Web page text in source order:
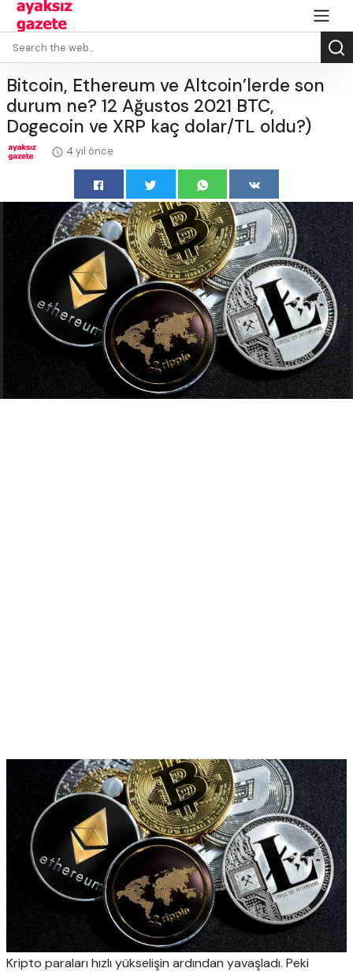
Bitcoin, Ethereum ve Altcoin’lerde son
durum ne? 12 Ağustos 2021 BTC,
Dogecoin ve XRP kaç dolar/TL oldu?)
4 yıl önce
Kripto paraları hızlı yükselişin ardından yavaşladı. Peki